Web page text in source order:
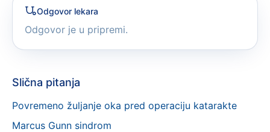
Odgovor lekara
Odgovor je u pripremi.
Slična pitanja
Povremeno žuljanje oka pred operaciju katarakte
Marcus Gunn sindrom